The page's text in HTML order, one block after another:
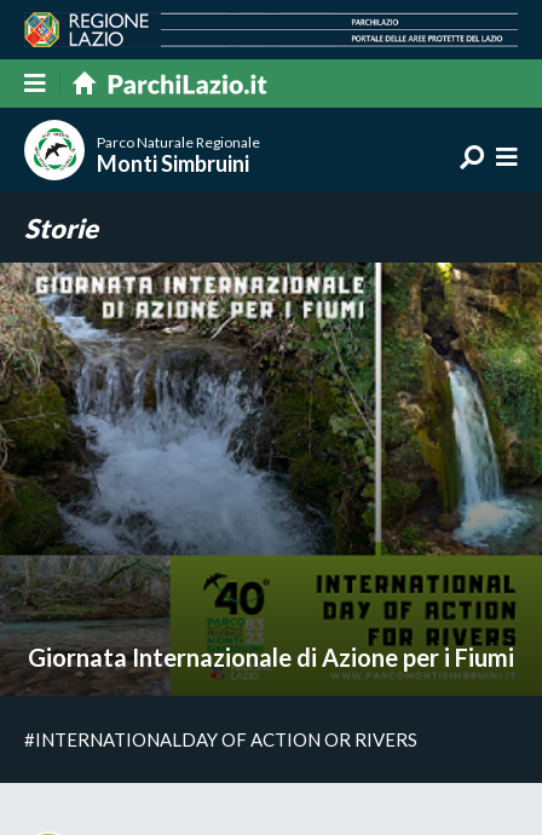
Parco Naturale Regionale
Monti Simbruini
Storie
Giornata Internazionale di Azione per i Fiumi
#INTERNATIONALDAY OF ACTION OR RIVERS